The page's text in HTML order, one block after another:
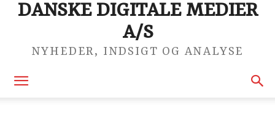
DANSKE DIGITALE MEDIER
A/S
NYHEDER, INDSIGT OG ANALYSE